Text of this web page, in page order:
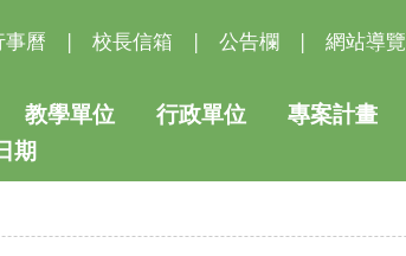
事曆 | 校長信箱 | 公告欄 | 網站導覽
教學單位 行政單位 專案計畫
期